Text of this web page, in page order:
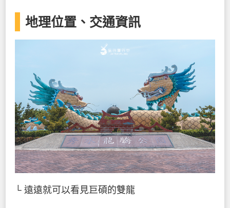
地理位置、交通資訊
└ 遠遠就可以看見巨碩的雙龍